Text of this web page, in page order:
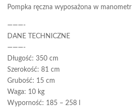
Pompka ręczna wyposażona w manometr
———-
DANE TECHNICZNE
———-
Długość: 350 cm
Szerokość: 81 cm
Grubość: 15 cm
Waga: 10 kg
Wyporność: 185 – 258 l